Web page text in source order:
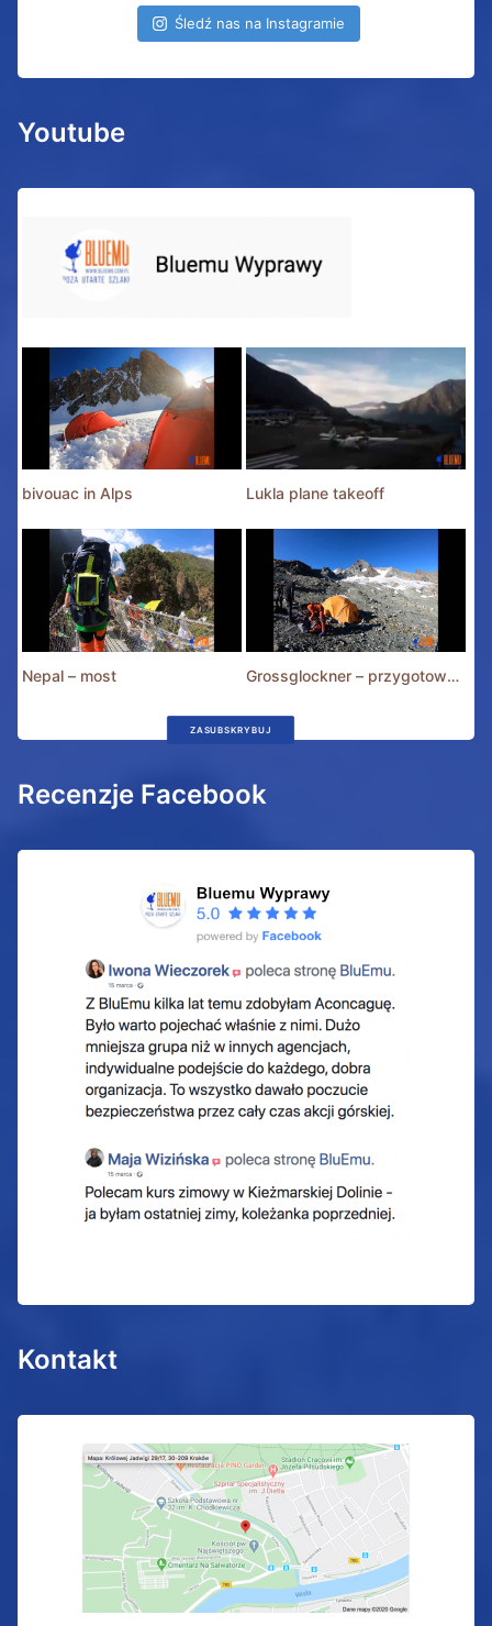
Śledź nas na Instagramie
Youtube
bivouac in Alps Lukla plane takeoff
Nepal – most Grossglockner – przygotowania
ZASUBSKRYBUJ
Recenzje Facebook
Kontakt